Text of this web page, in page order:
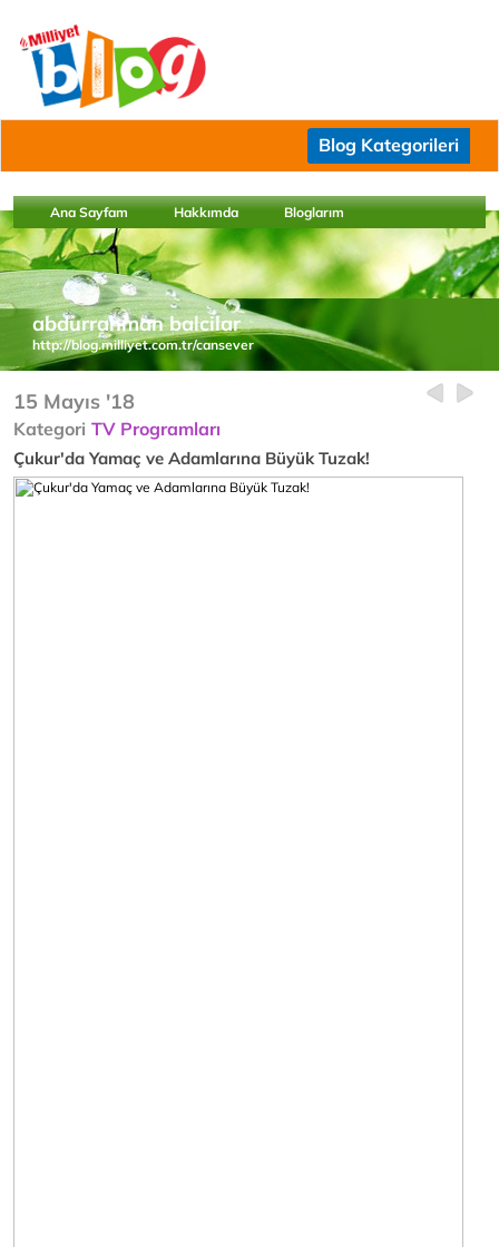
Blog Kategorileri
Ana Sayfam Hakkımda Bloglarım
abdurrahman balcilar
http://blog.milliyet.com.tr/cansever
15 Mayıs '18
Kategori TV Programları
Çukur'da Yamaç ve Adamlarına Büyük Tuzak!